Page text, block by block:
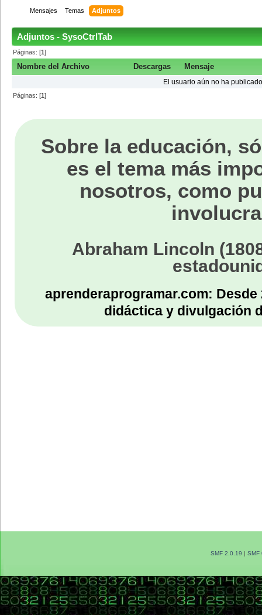
Mensajes Temas Adjuntos
Adjuntos - SysoCtrlTab
Páginas: [1]
Nombre del Archivo Descargas Mensaje
El usuario aún no ha
Páginas: [1]
Sobre la educación,
es el tema más
nosotros, como
Abraham Lincoln
aprenderaprogramar.com:
didáctica y divulgación
SMF 2.0.19 | SMF